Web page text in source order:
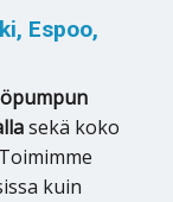
Espoo,
sekä koko
kuin